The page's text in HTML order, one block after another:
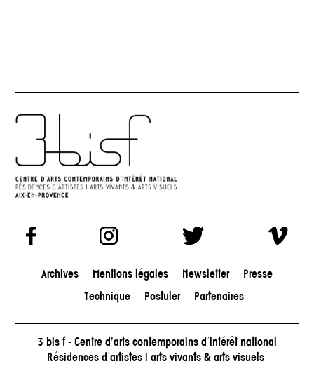
Archives Mentions légales Newsletter
Presse
Technique
Postuler Partenaires
3 bis f - Centre d'arts contemporains d’intérêt national
Résidences d’artistes | arts vivants & arts visuels